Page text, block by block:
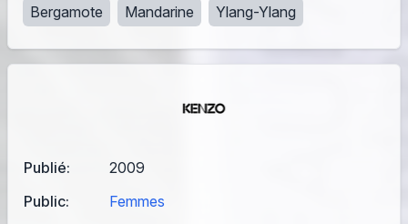
Publié:
2009
Public:
Femmes
Bergamote
Mandarine Ylang-Ylang